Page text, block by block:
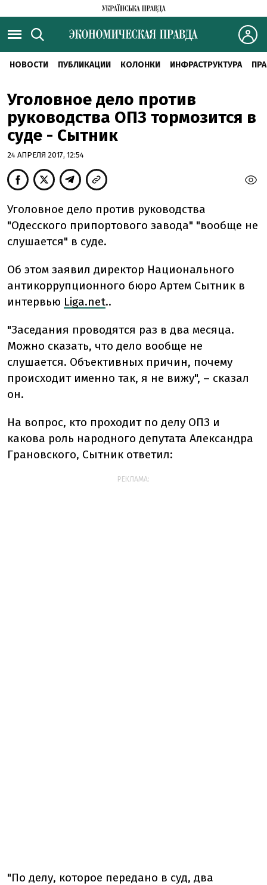
НОВОСТИ ПУБЛИКАЦИИ КОЛОНКИ ИНФРАСТРУКТУРА
Уголовное дело против
руководства ОПЗ тормозится в
суде - Сытник
24 АПРЕЛЯ 2017, 12:54
Уголовное дело против руководства
"Одесского припортового завода" "вообще не
слушается" в суде.
Об этом заявил директор Национального
антикоррупционного бюро Артем Сытник в
интервью Liga.net..
"Заседания проводятся раз в два месяца.
Можно сказать, что дело вообще не
слушается. Объективных причин, почему
происходит именно так, я не вижу", – сказал
он.
На вопрос, кто проходит по делу ОПЗ и
какова роль народного депутата Александра
Грановского, Сытник ответил:
РЕКЛАМА:
"По делу, которое передано в суд, два